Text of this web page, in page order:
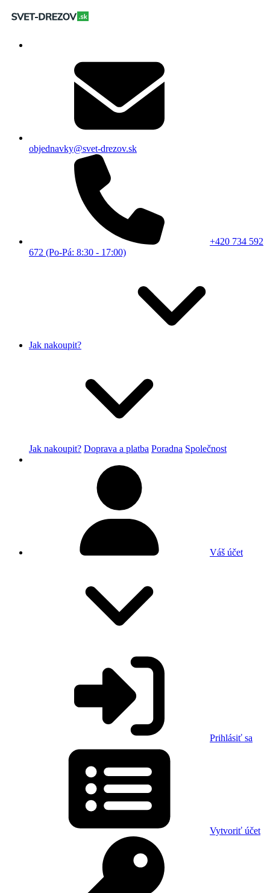
objednavky@svet-drezov.sk
+420 734 592
672 (Po-Pá: 8:30 - 17:00)
Jak nakoupit?
Jak nakoupit? Doprava a platba Poradna Společnost
Váš účet
Prihlásiť sa
Vytvoriť účet